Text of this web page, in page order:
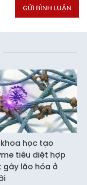
GỬI BÌNH LUẬN
học tạo
tiêu diệt hợp
gây lão hóa ở